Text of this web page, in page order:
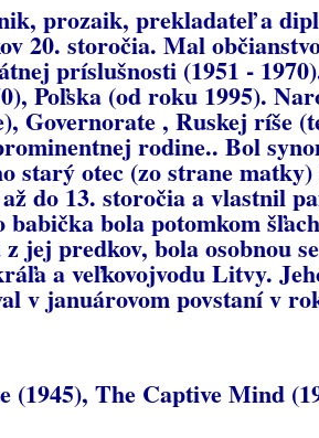
prozaik, prekladateľ a
20. storočia. Mal
príslušnosti (1951 -
Poľska (od roku 1995).
Governorate , Ruskej ríše
rodine.. Bol
starý otec (zo strane
do 13. storočia a vlastnil
babička bola potomkom
jej predkov, bola osobnou
a veľkovojvodu Litvy.
v januárovom povstaní v
(1945), The Captive Mind